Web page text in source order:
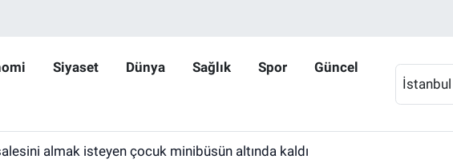
Siyaset Dünya Sağlık Spor
Güncel
İstanbul
almak isteyen çocuk minibüsün altında kaldı